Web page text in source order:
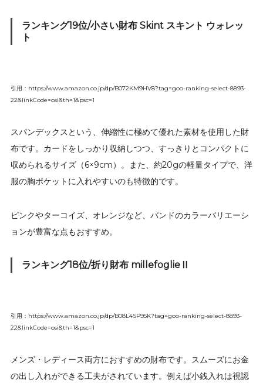
ランキング19位/小さい財布 Skint スキント ウォレッ
ト
引用：https://www.amazon.co.jp/dp/B072KM9HV8?tag=goo-ranking-select-8893-
22&linkCode=osi&th=1&psc=1
スパンデックスという、伸縮性に極めて優れた素材を使用した財
布です。カードをしっかり収納しつつ、すっきりとコンパクトに
収められるサイズ（6×9cm）。また、約20gの軽量タイプで、洋
服の胸ポケットに入れやすいのも特徴的です。
ピンクやターコイズ、オレンジなど、バンドのカラーバリエーシ
ョンが豊富な点もおすすめ。
ランキング18位/折り財布 millefoglieⅡ
引用：https://www.amazon.co.jp/dp/B08L4SP95K?tag=goo-ranking-select-8893-
22&linkCode=osi&th=1&psc=1
メンズ・レディース両方におすすめの財布です。スムーズにお金
の出し入れができる工夫がされています。例えば小銭入れは視認